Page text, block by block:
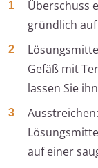
Überschuss
gründlich
Gefäß mit
lassen Sie
auf einer